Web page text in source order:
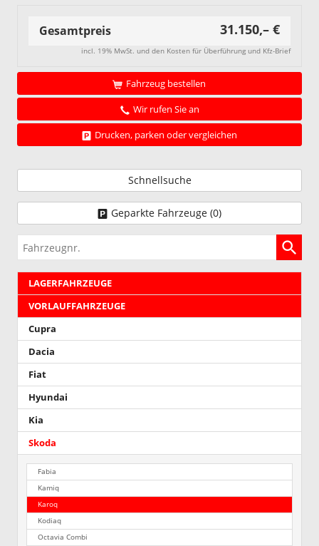
Gesamtpreis 31.150,– €
incl. 19% MwSt. und den Kosten für Überführung und Kfz-Brief
Fahrzeug bestellen
Wir rufen Sie an
Drucken, parken oder vergleichen
Schnellsuche
Geparkte Fahrzeuge (0)
Fahrzeugnr.
LAGERFAHRZEUGE
VORLAUFFAHRZEUGE
Cupra
Dacia
Fiat
Hyundai
Kia
Skoda
Fabia
Kamiq
Karoq
Kodiaq
Octavia Combi